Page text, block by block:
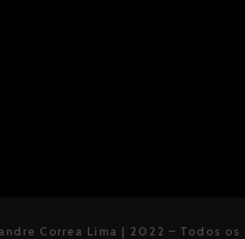
Correa Lima | 2022 – Todos